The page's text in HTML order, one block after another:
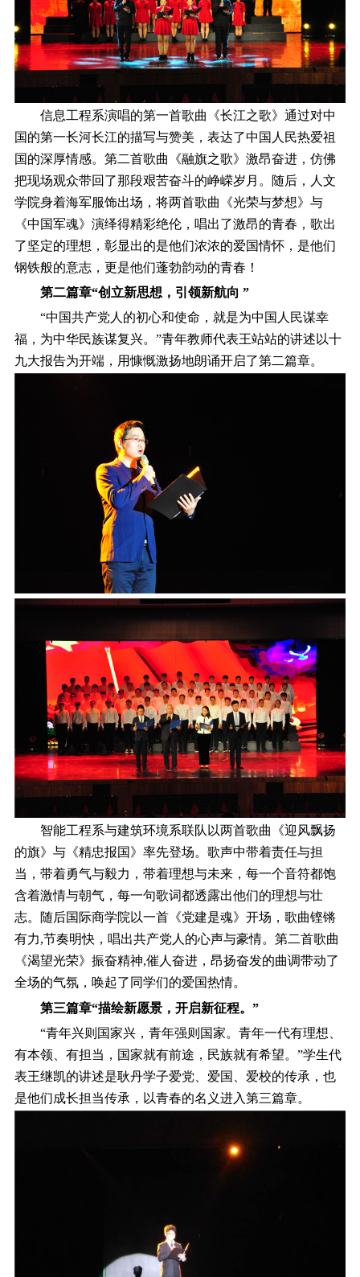
信息工程系演唱的第一首歌曲《长江之歌》通过对中
国的第一长河长江的描写与赞美，表达了中国人民热爱祖
国的深厚情感。第二首歌曲《融旗之歌》激昂奋进，仿佛
把现场观众带回了那段艰苦奋斗的峥嵘岁月。随后，人文
学院身着海军服饰出场，将两首歌曲《光荣与梦想》与
《中国军魂》演绎得精彩绝伦，唱出了激昂的青春，歌出
了坚定的理想，彰显出的是他们浓浓的爱国情怀，是他们
钢铁般的意志，更是他们蓬勃韵动的青春！
第二篇章“创立新思想，引领新航向 ”
“中国共产党人的初心和使命，就是为中国人民谋幸
福，为中华民族谋复兴。”青年教师代表王站站的讲述以十
九大报告为开端，用慷慨激扬地朗诵开启了第二篇章。
智能工程系与建筑环境系联队以两首歌曲《迎风飘扬
的旗》与《精忠报国》率先登场。歌声中带着责任与担
当，带着勇气与毅力，带着理想与未来，每一个音符都饱
含着激情与朝气，每一句歌词都透露出他们的理想与壮
志。随后国际商学院以一首《党建是魂》开场，歌曲铿锵
有力,节奏明快，唱出共产党人的心声与豪情。第二首歌曲
《渴望光荣》振奋精神,催人奋进，昂扬奋发的曲调带动了
全场的气氛，唤起了同学们的爱国热情。
第三篇章“描绘新愿景，开启新征程。”
“青年兴则国家兴，青年强则国家。青年一代有理想、
有本领、有担当，国家就有前途，民族就有希望。”学生代
表王继凯的讲述是耿丹学子爱党、爱国、爱校的传承，也
是他们成长担当传承，以青春的名义进入第三篇章。